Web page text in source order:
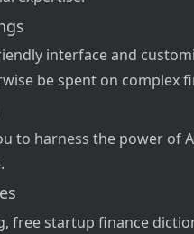
interface and
be spent on complex
to harness the power of
free startup finance